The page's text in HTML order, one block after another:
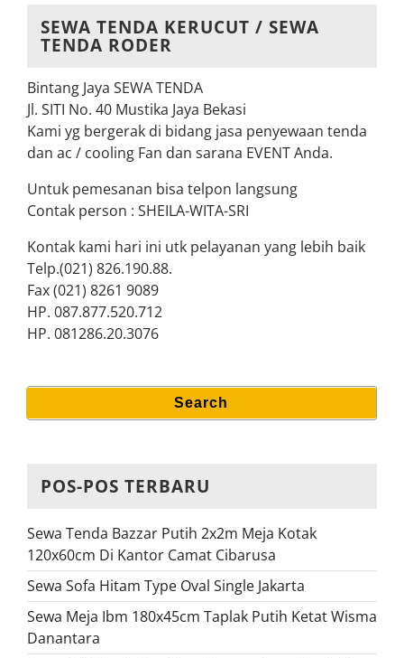
SEWA TENDA KERUCUT / SEWA
TENDA RODER
Bintang Jaya SEWA TENDA
Jl. SITI No. 40 Mustika Jaya Bekasi
Kami yg bergerak di bidang jasa penyewaan tenda
dan ac / cooling Fan dan sarana EVENT Anda.
Untuk pemesanan bisa telpon langsung
Contak person : SHEILA-WITA-SRI
Kontak kami hari ini utk pelayanan yang lebih baik
Telp.(021) 826.190.88.
Fax (021) 8261 9089
HP. 087.877.520.712
HP. 081286.20.3076
Search
for:
Search
POS-POS TERBARU
Sewa Tenda Bazzar Putih 2x2m Meja Kotak
120x60cm Di Kantor Camat Cibarusa
Sewa Sofa Hitam Type Oval Single Jakarta
Sewa Meja Ibm 180x45cm Taplak Putih Ketat Wisma
Danantara